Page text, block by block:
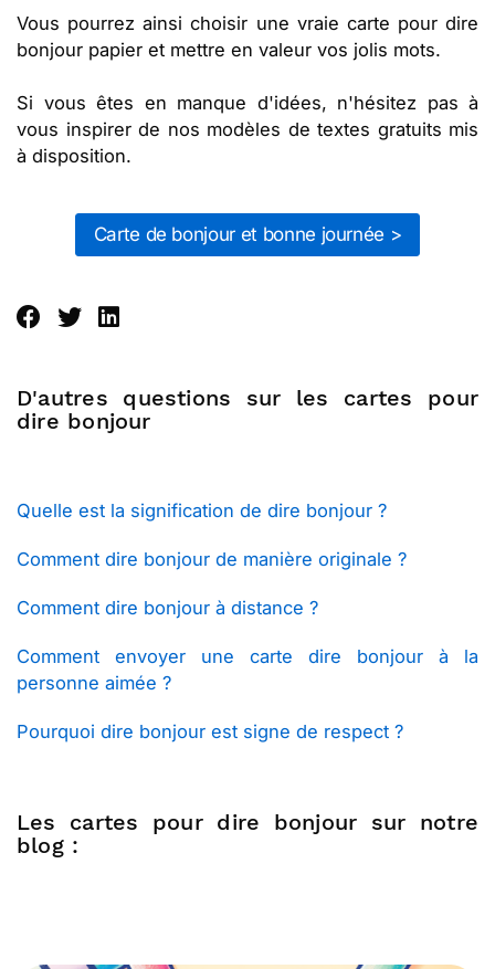
Vous pourrez ainsi choisir une vraie carte pour dire
bonjour papier et mettre en valeur vos jolis mots.
Si vous êtes en manque d'idées, n'hésitez pas à
vous inspirer de nos modèles de textes gratuits mis
à disposition.
Carte de bonjour et bonne journée >
D'autres questions sur les cartes pour
dire bonjour
Quelle est la signification de dire bonjour ?
Comment dire bonjour de manière originale ?
Comment dire bonjour à distance ?
Comment envoyer une carte dire bonjour à la
personne aimée ?
Pourquoi dire bonjour est signe de respect ?
Les cartes pour dire bonjour sur notre
blog :